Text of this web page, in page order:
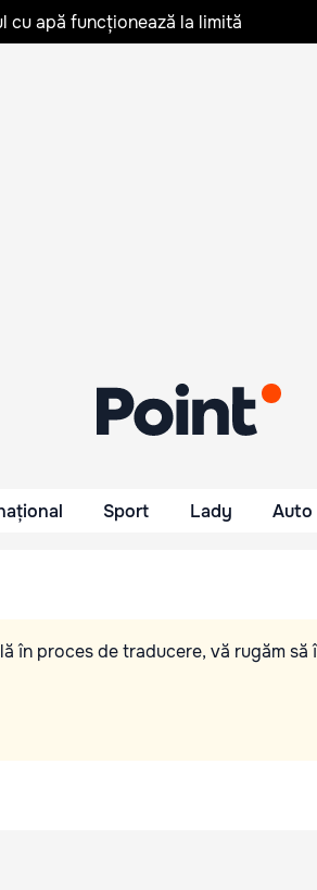
cu apă funcționează la limită
Sport Lady Auto
în proces de traducere, vă rugăm să